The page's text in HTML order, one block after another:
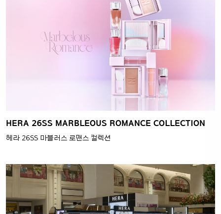
HERA 26SS MARBLEOUS ROMANCE COLLECTION
헤라 26SS 마블러스 로맨스 컬렉션